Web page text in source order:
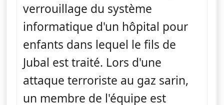
verrouillage du système
informatique d'un hôpital pour
enfants dans lequel le fils de
Jubal est traité. Lors d'une
attaque terroriste au gaz sarin,
un membre de l'équipe est